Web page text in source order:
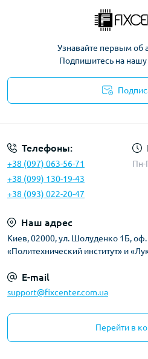
Узнавайте первым об
Подпишитесь на
Телефоны:
+38 (097) 063-56-71
+38 (099) 130-19-43
+38 (093) 022-20-47
Пн-
Наш адрес
Киев, 02000, ул. Шолуденко 1Б,
«Политехнический институт» и
E-mail
support@fixcenter.com.ua
Перейти в